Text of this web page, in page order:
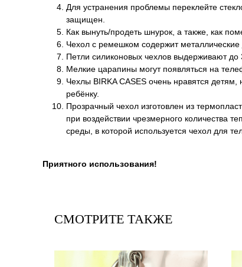
Для устранения проблемы переклейте
защищен.
Как вынуть/продеть шнурок, а также, как
Чехол с ремешком содержит металлические
Петли силиконовых чехлов выдерживают до
Мелкие царапины могут появляться на
Чехлы BIRKA CASES очень нравятся
ребёнку.
Прозрачный чехол изготовлен из
при воздействии чрезмерного количества
среды, в которой используется чехол для
Приятного использования!
СМОТРИТЕ ТАКЖЕ